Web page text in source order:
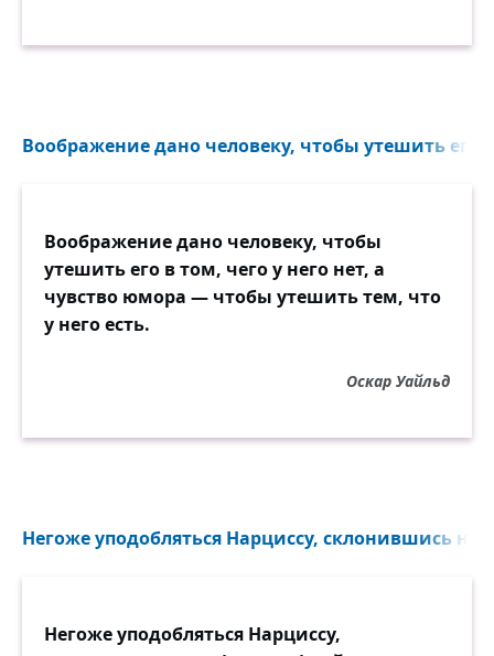
Воображение дано человеку, чтобы утешить его
Воображение дано человеку, чтобы
утешить его в том, чего у него нет, а
чувство юмора — чтобы утешить тем, что
у него есть.
Оскар Уайльд
Негоже уподобляться Нарциссу, склонившись
Негоже уподобляться Нарциссу,